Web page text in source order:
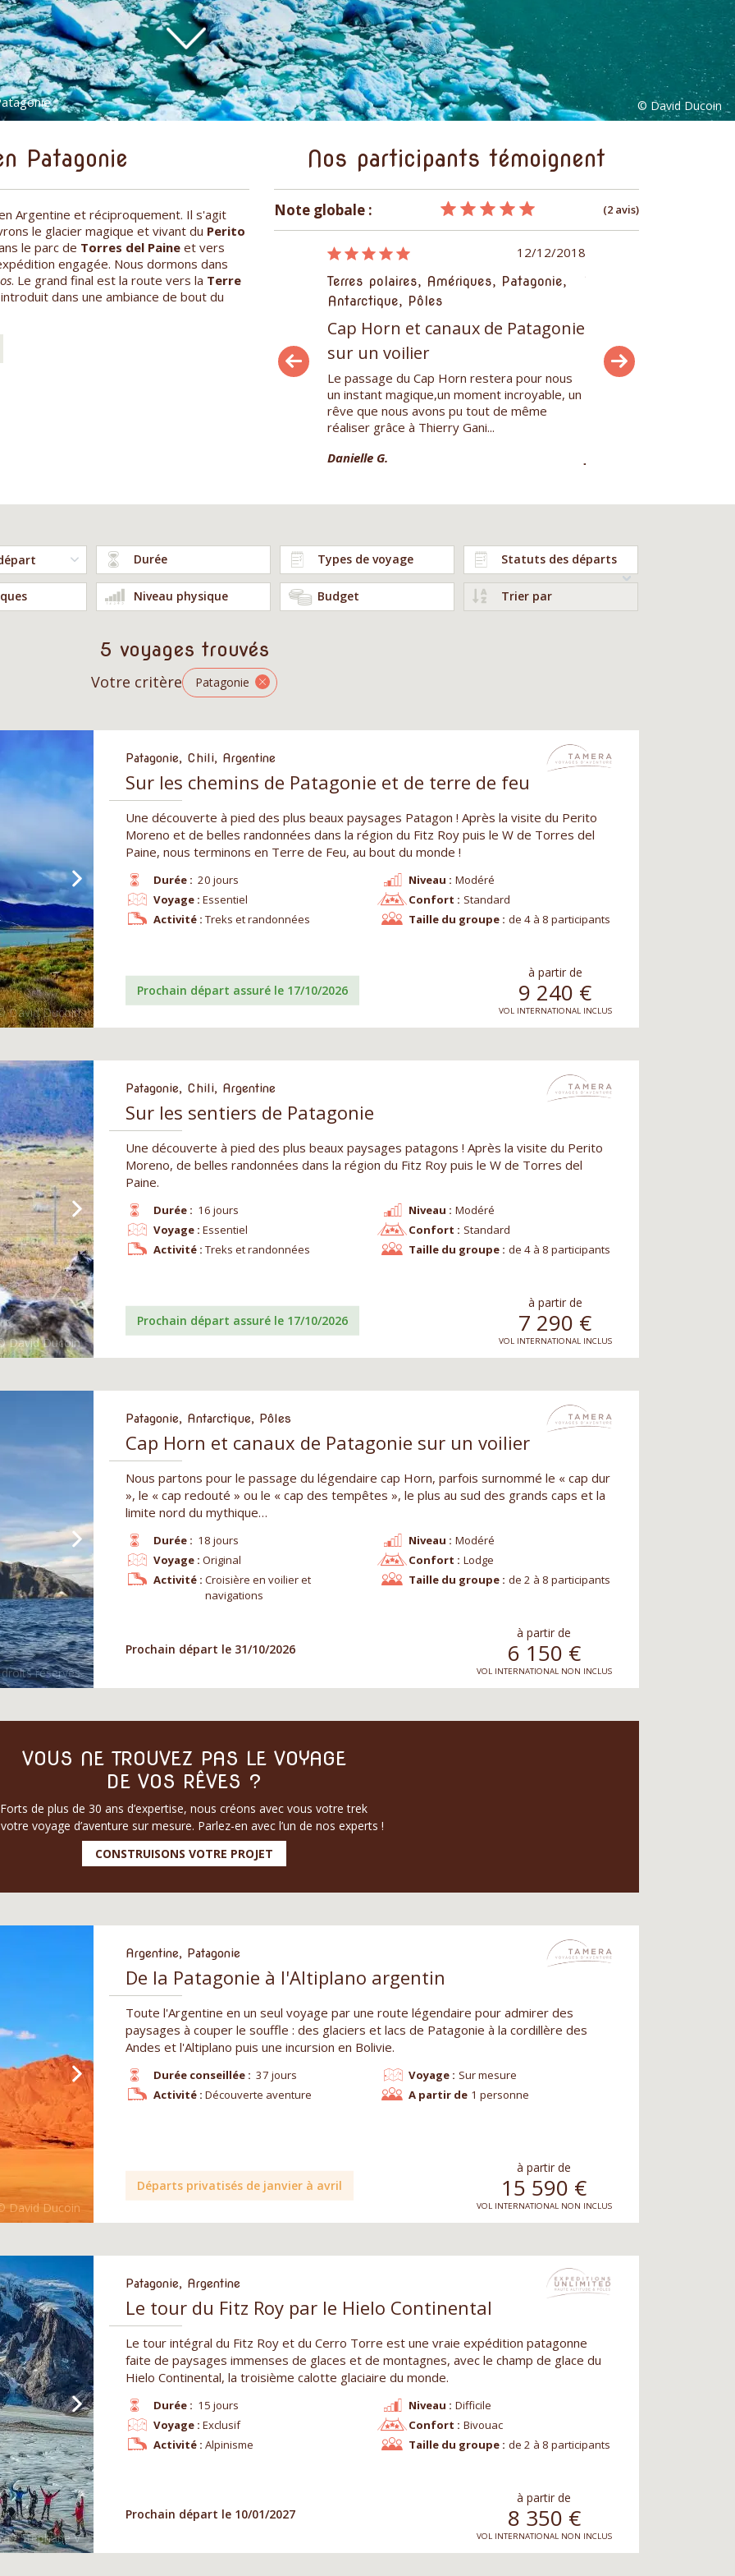
Patagonie
Argentine et réciproquement. Il s'agit
le glacier magique et vivant du Perito
le parc de Torres del Paine et vers
engagée. Nous dormons dans
. Le grand final est la route vers la Terre
dans une ambiance de bout du
Nos participants témoignent
Note globale : (2 avis)
Terres polaires, Amériques, Patagonie,
Antarctique, Pôles
Ancien alpiniste et toujours treckeur, je
12/12/2018
Terres polaires, Amériques, Patagonie,
Antarctique, Pôles
Cap Horn et canaux de Patagonie
sur un voilier
Le passage du Cap Horn restera pour nous
un instant magique,un moment incroyable, un
rêve que nous avons pu tout de même
réaliser grâce à Thierry Gani...
Danielle G.
Terres polaires,
sur un voilier
Ancien alpiniste et
Durée Types de voyage Statuts des départs
Niveau physique Budget Trier par
5 voyages trouvés
Votre critère Patagonie
Patagonie, Chili, Argentine
Sur les chemins de Patagonie et de terre de feu
Une découverte à pied des plus beaux paysages Patagon ! Après la visite du Perito
Moreno et de belles randonnées dans la région du Fitz Roy puis le W de Torres del
Paine, nous terminons en Terre de Feu, au bout du monde !
Durée : 20 jours Niveau : Modéré
Voyage : Essentiel Confort : Standard
Activité : Treks et randonnées Taille du groupe : de 4 à 8 participants
Prochain départ assuré le 17/10/2026
à partir de
9 240 €
VOL INTERNATIONAL INCLUS
Patagonie, Chili, Argentine
Sur les sentiers de Patagonie
Une découverte à pied des plus beaux paysages patagons ! Après la visite du Perito
Moreno, de belles randonnées dans la région du Fitz Roy puis le W de Torres del
Paine.
Durée : 16 jours Niveau : Modéré
Voyage : Essentiel Confort : Standard
Activité : Treks et randonnées Taille du groupe : de 4 à 8 participants
Prochain départ assuré le 17/10/2026
à partir de
7 290 €
VOL INTERNATIONAL INCLUS
Patagonie, Antarctique, Pôles
Cap Horn et canaux de Patagonie sur un voilier
Nous partons pour le passage du légendaire cap Horn, parfois surnommé le « cap dur
», le « cap redouté » ou le « cap des tempêtes », le plus au sud des grands caps et la
limite nord du mythique…
Durée : 18 jours Niveau : Modéré
Voyage : Original Confort : Lodge
Activité : Croisière en voilier et
navigations
Taille du groupe : de 2 à 8 participants
Prochain départ le 31/10/2026
à partir de
6 150 €
VOL INTERNATIONAL NON INCLUS
VOUS NE TROUVEZ PAS LE VOYAGE
DE VOS RÊVES ?
Forts de plus de 30 ans d’expertise, nous créons avec vous votre trek
voyage d’aventure sur mesure. Parlez-en avec l’un de nos experts !
CONSTRUISONS VOTRE PROJET
Argentine, Patagonie
De la Patagonie à l'Altiplano argentin
Toute l'Argentine en un seul voyage par une route légendaire pour admirer des
paysages à couper le souffle : des glaciers et lacs de Patagonie à la cordillère des
Andes et l'Altiplano puis une incursion en Bolivie.
Durée conseillée : 37 jours Voyage : Sur mesure
Activité : Découverte aventure A partir de 1 personne
Départs privatisés de janvier à avril
à partir de
15 590 €
VOL INTERNATIONAL NON INCLUS
Patagonie, Argentine
Le tour du Fitz Roy par le Hielo Continental
Le tour intégral du Fitz Roy et du Cerro Torre est une vraie expédition patagonne
faite de paysages immenses de glaces et de montagnes, avec le champ de glace du
Hielo Continental, la troisième calotte glaciaire du monde.
Durée : 15 jours Niveau : Difficile
Voyage : Exclusif Confort : Bivouac
Activité : Alpinisme Taille du groupe : de 2 à 8 participants
Prochain départ le 10/01/2027
à partir de
8 350 €
VOL INTERNATIONAL NON INCLUS